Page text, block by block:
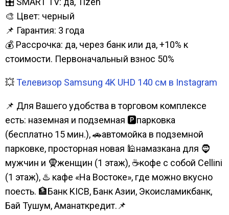
🎨 Цвет: черный
📌 Гарантия: 3 года
💰 Рассрочка: да, через банк или да, +10% к
стоимости. Первоначальный взнос 50%
💥Телевизор Samsung 4K UHD 140 см в Instagram
📌 Для Вашего удобства в торговом комплексе
есть: наземная и подземная 🅿парковка
(бесплатно 15 мин.), 🚗автомойка в подземной
парковке, просторная новая 🕌намазкана для 🧔
мужчин и 🧕женщин (1 этаж), ☕кофе с собой Cellini
(1 этаж), ♨️ кафе «На Востоке», где можно вкусно
поесть. 🏦Банк KICB, Банк Азии, Экоисламикбанк,
Бай Тушум, Аманаткредит.📌